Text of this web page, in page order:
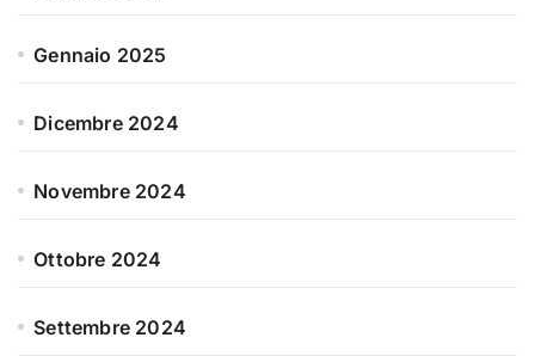
Gennaio 2025
Dicembre 2024
Novembre 2024
Ottobre 2024
Settembre 2024